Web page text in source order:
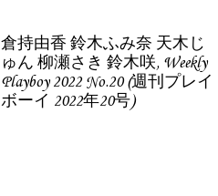
倉持由香 鈴木ふみ奈 天木じ
ゅん 柳瀬さき 鈴木咲, Weekly
Playboy 2022 No.20 (週刊プレイ
ボーイ 2022年20号)